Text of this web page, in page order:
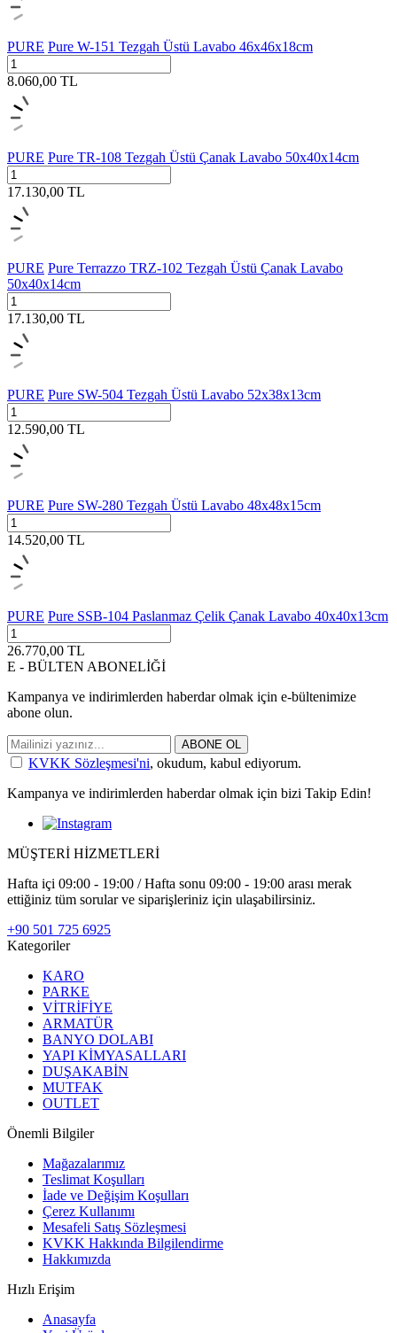
PURE Pure W-151 Tezgah Üstü Lavabo 46x46x18cm
8.060,00 TL
PURE Pure TR-108 Tezgah Üstü Çanak Lavabo 50x40x14cm
17.130,00 TL
PURE Pure Terrazzo TRZ-102 Tezgah Üstü Çanak Lavabo
50x40x14cm
17.130,00 TL
PURE Pure SW-504 Tezgah Üstü Lavabo 52x38x13cm
12.590,00 TL
PURE Pure SW-280 Tezgah Üstü Lavabo 48x48x15cm
14.520,00 TL
PURE Pure SSB-104 Paslanmaz Çelik Çanak Lavabo 40x40x13cm
26.770,00 TL
E - BÜLTEN ABONELİĞİ
Kampanya ve indirimlerden haberdar olmak için e-bültenimize
abone olun.
ABONE OL
KVKK Sözleşmesi'ni, okudum, kabul ediyorum.
Kampanya ve indirimlerden haberdar olmak için bizi Takip Edin!
MÜŞTERİ HİZMETLERİ
Hafta içi 09:00 - 19:00 / Hafta sonu 09:00 - 19:00 arası merak
ettiğiniz tüm sorular ve siparişleriniz için ulaşabilirsiniz.
+90 501 725 6925
Kategoriler
KARO
PARKE
VİTRİFİYE
ARMATÜR
BANYO DOLABI
YAPI KİMYASALLARI
DUŞAKABİN
MUTFAK
OUTLET
Önemli Bilgiler
Mağazalarımız
Teslimat Koşulları
İade ve Değişim Koşulları
Çerez Kullanımı
Mesafeli Satış Sözleşmesi
KVKK Hakkında Bilgilendirme
Hakkımızda
Hızlı Erişim
Anasayfa